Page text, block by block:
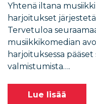
Yhtenä iltana
harjoitukset
Tervetuloa
musiikkikomedian
harjoituksessa
valmistumista….
Lue lisää